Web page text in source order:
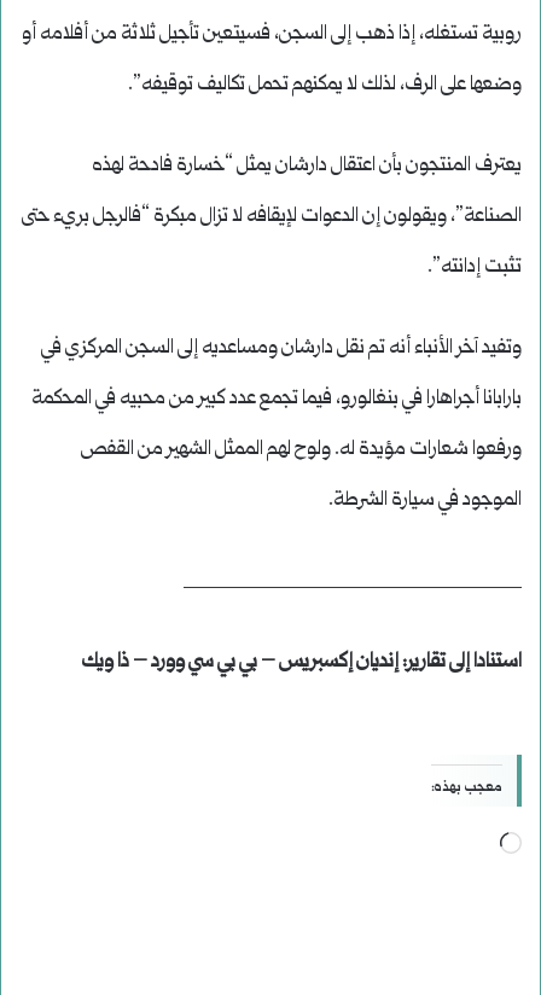
روبية تستغله، إذا ذهب إلى السجن، فسيتعين تأجيل ثلاثة من أفلامه أو
وضعها على الرف، لذلك لا يمكنهم تحمل تكاليف توقيفه”.
يعترف المنتجون بأن اعتقال دارشان يمثل “خسارة فادحة لهذه
الصناعة”، ويقولون إن الدعوات لإيقافه لا تزال مبكرة “فالرجل بريء حتى
تثبت إدانته”.
وتفيد آخر الأنباء أنه تم نقل دارشان ومساعديه إلى السجن المركزي في
بارابانا أجراهارا في بنغالورو، فيما تجمع عدد كبير من محبيه في المحكمة
ورفعوا شعارات مؤيدة له. ولوح لهم الممثل الشهير من القفص
الموجود في سيارة الشرطة.
____________________________
استنادا إلى تقارير: إنديان إكسبريس – بي بي سي وورد – ذا ويك
معجب بهذه:
جاري